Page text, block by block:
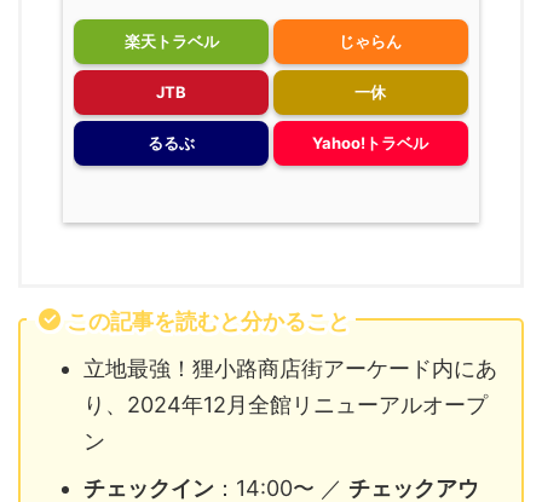
楽天トラベル じゃらん
JTB 一休
るるぶ Yahoo!トラベル
この記事を読むと分かること
立地最強！狸小路商店街アーケード内にあ
り、2024年12月全館リニューアルオープ
ン
チェックイン ：14:00〜 ／ チェックアウ